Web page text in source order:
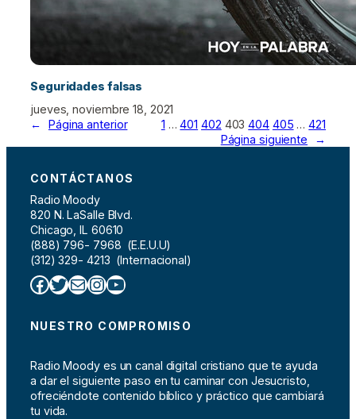
Seguridades falsas
jueves, noviembre 18, 2021
←
Página anterior 1 … 401 402 403 404 405 … 421
Página siguiente
→
CONTÁCTANOS
Radio Moody
820 N. LaSalle Blvd.
Chicago, IL 60610
(888) 796- 7968 (E.E.U.U)
(312) 329- 4213 (Internacional)
Facebook Twitter Correo electrónico InstagramYouTube
NUESTRO COMPROMISO
Radio Moody es un canal digital cristiano que te ayuda
a dar el siguiente paso en tu caminar con Jesucristo,
ofreciéndote contenido bíblico y práctico que cambiará
tu vida.